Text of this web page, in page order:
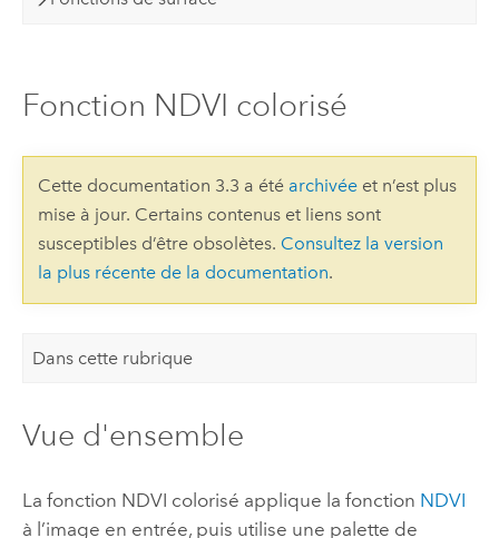
Fonction NDVI colorisé
Cette documentation 3.3 a été archivéeet n’est plus
mise à jour. Certains contenus et liens sont
susceptibles d’être obsolètes. Consultez la version
la plus récente de la documentation.
Dans cette rubrique
Vue d'ensemble
La fonction NDVI colorisé applique la fonction NDVI
à l’image en entrée, puis utilise une palette de